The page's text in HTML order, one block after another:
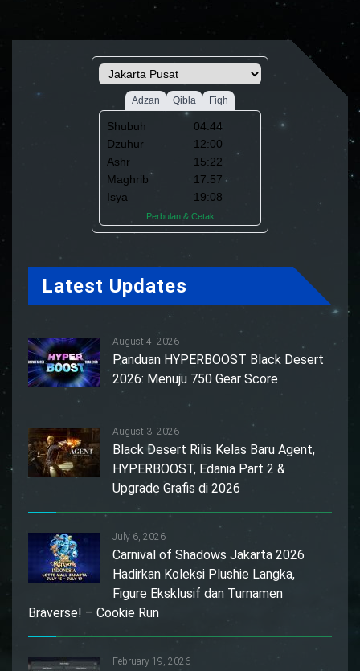
Latest Updates
August 4, 2026
Panduan HYPERBOOST Black Desert
2026: Menuju 750 Gear Score
August 3, 2026
Black Desert Rilis Kelas Baru Agent,
HYPERBOOST, Edania Part 2 &
Upgrade Grafis di 2026
July 6, 2026
Carnival of Shadows Jakarta 2026
Hadirkan Koleksi Plushie Langka,
Figure Eksklusif dan Turnamen
Braverse! – Cookie Run
February 19, 2026